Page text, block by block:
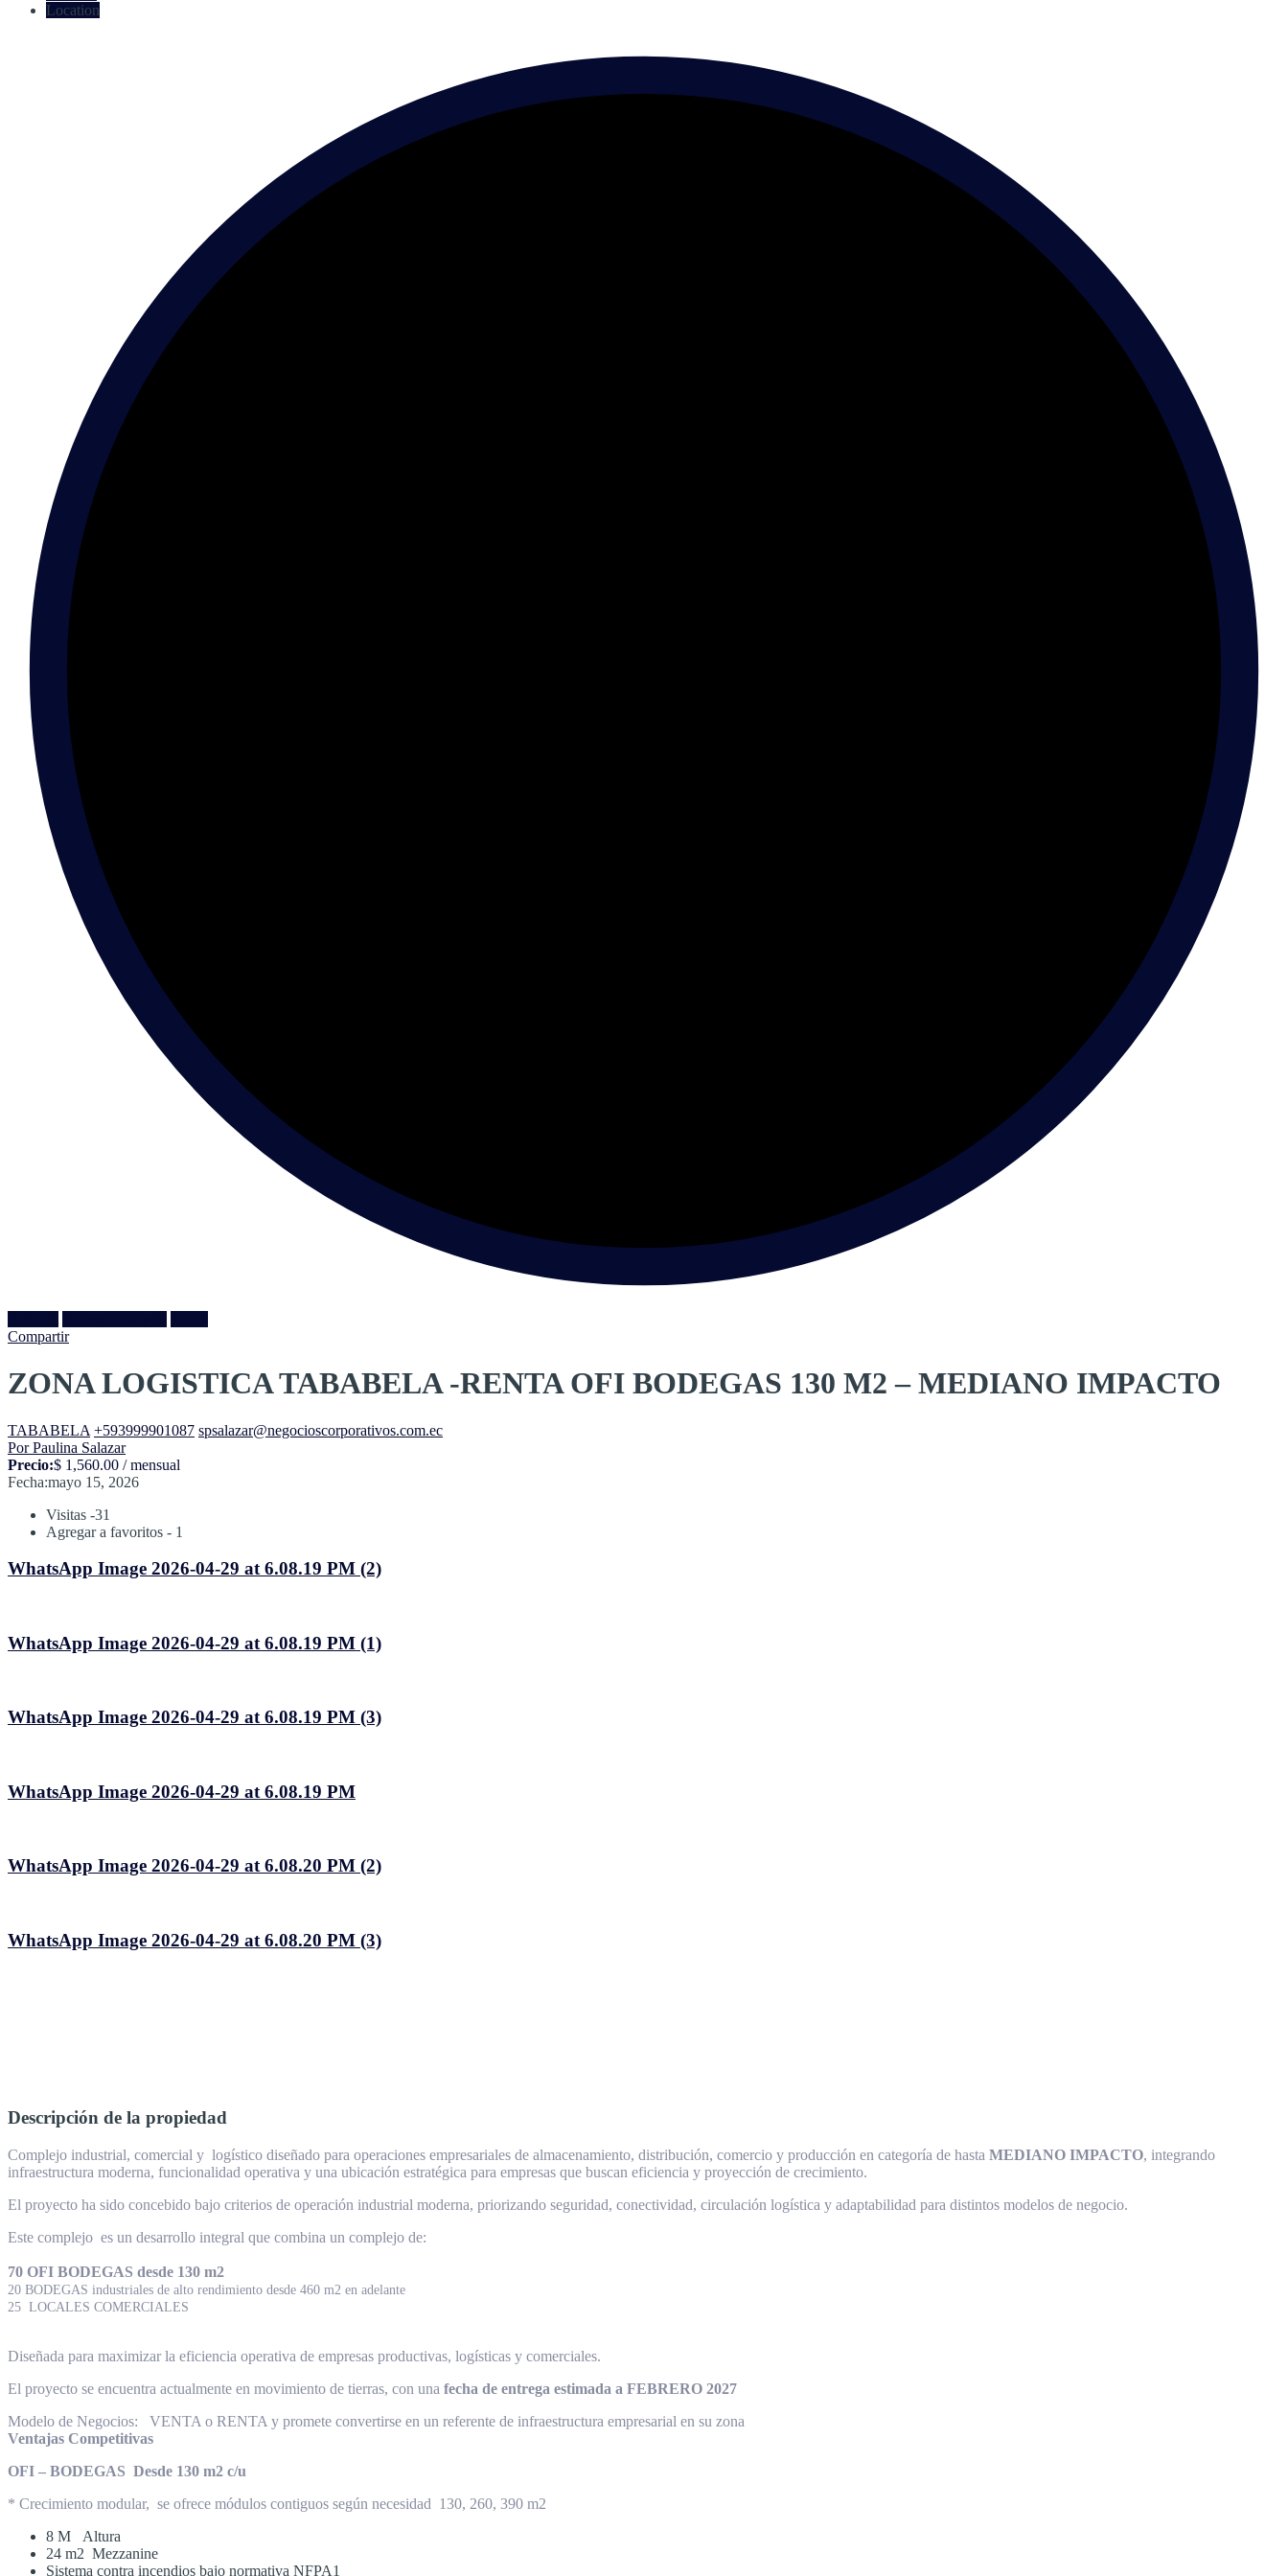
Location
Compartir
ZONA LOGISTICA TABABELA -RENTA OFI BODEGAS 130 M2 – MEDIANO IMPACTO
TABABELA +593999901087 spsalazar@negocioscorporativos.com.ec
Por Paulina Salazar
Precio:$ 1,560.00 / mensual
Fecha:mayo 15, 2026
Visitas -31
Agregar a favoritos - 1
WhatsApp Image 2026-04-29 at 6.08.19 PM (2)
WhatsApp Image 2026-04-29 at 6.08.19 PM (1)
WhatsApp Image 2026-04-29 at 6.08.19 PM (3)
WhatsApp Image 2026-04-29 at 6.08.19 PM
WhatsApp Image 2026-04-29 at 6.08.20 PM (2)
WhatsApp Image 2026-04-29 at 6.08.20 PM (3)
Descripción de la propiedad
Complejo industrial, comercial y logístico diseñado para operaciones empresariales de almacenamiento, distribución, comercio y producción en categoría de hasta MEDIANO IMPACTO, integrando
infraestructura moderna, funcionalidad operativa y una ubicación estratégica para empresas que buscan eficiencia y proyección de crecimiento.
El proyecto ha sido concebido bajo criterios de operación industrial moderna, priorizando seguridad, conectividad, circulación logística y adaptabilidad para distintos modelos de negocio.
Este complejo es un desarrollo integral que combina un complejo de:
70 OFI BODEGAS desde 130 m2
20 BODEGAS industriales de alto rendimiento desde 460 m2 en adelante
25 LOCALES COMERCIALES
Diseñada para maximizar la eficiencia operativa de empresas productivas, logísticas y comerciales.
El proyecto se encuentra actualmente en movimiento de tierras, con una fecha de entrega estimada a FEBRERO 2027
Modelo de Negocios: VENTA o RENTA y promete convertirse en un referente de infraestructura empresarial en su zona
Ventajas Competitivas
OFI – BODEGAS Desde 130 m2 c/u
* Crecimiento modular, se ofrece módulos contiguos según necesidad 130, 260, 390 m2
8 M Altura
24 m2 Mezzanine
Sistema contra incendios bajo normativa NFPA1